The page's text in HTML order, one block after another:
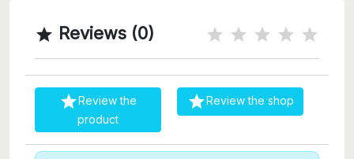
 Reviews (0)
Review the
product
Review the shop